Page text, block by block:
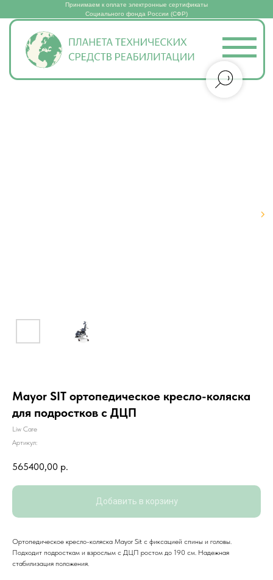
Принимаем к оплате электронные сертификаты
Социального фонда России (СФР)
Mayor SIT ортопедическое кресло-коляска
для подростков с ДЦП
Liw Care
Артикул:
565400,00 р.
Добавить в корзину
Ортопедическое кресло-коляска Mayor Sit с фиксацией спины и головы.
Подходит подросткам и взрослым с ДЦП ростом до 190 см. Надежная
стабилизация положения.